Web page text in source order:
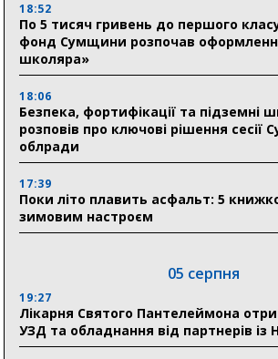
18:52
По 5 тисяч гривень до першого
фонд Сумщини розпочав
школяра»
18:06
Безпека, фортифікації та підземні
розповів про ключові рішення сесії
облради
17:39
Поки літо плавить асфальт: 5
зимовим настроєм
05 серпня
19:27
Лікарня Святого Пантелеймона
УЗД та обладнання від партнерів із